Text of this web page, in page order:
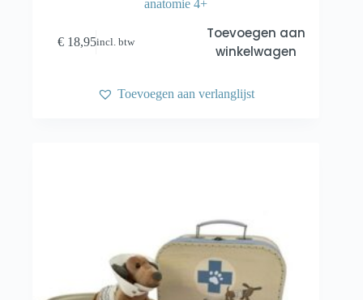
anatomie 4+
€ 18,95incl. btw
Toevoegen aan
winkelwagen
Toevoegen aan verlanglijst